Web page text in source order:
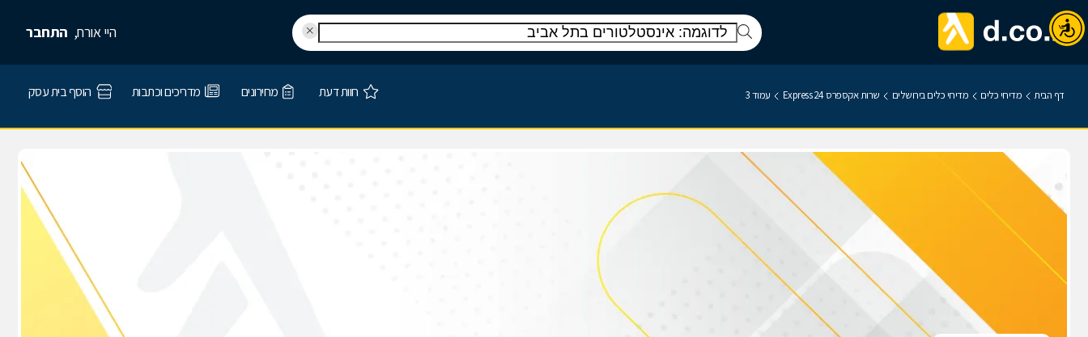
היי אורח, התחבר
דף הבית מדיחי כלים מדיחי כלים בירושלים שרות אקספרס 24 Express עמוד 3 חוות דעת מחירונים מדריכים וכתבות הוסף בית עסק